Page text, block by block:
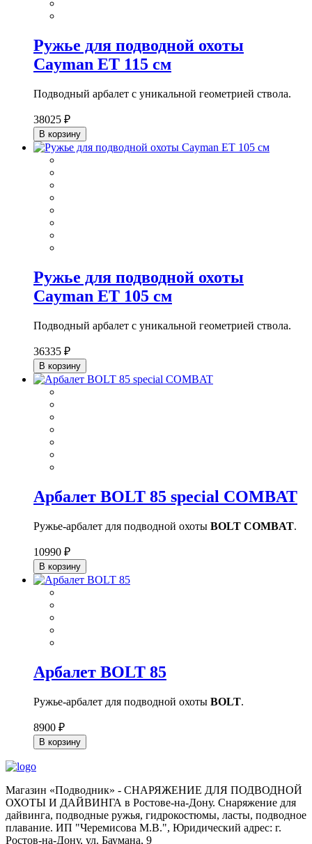
Ружье для подводной охоты
Cayman ET 115 см
Подводный арбалет с уникальной геометрией ствола.
38025 ₽
В корзину
Ружье для подводной охоты
Cayman ET 105 см
Подводный арбалет с уникальной геометрией ствола.
36335 ₽
В корзину
Арбалет BOLT 85 special COMBAT
Ружье-арбалет для подводной охоты BOLT COMBAT.
10990 ₽
В корзину
Арбалет BOLT 85
Ружье-арбалет для подводной охоты BOLT.
8900 ₽
В корзину
Магазин «Подводник» - СНАРЯЖЕНИЕ ДЛЯ ПОДВОДНОЙ
ОХОТЫ И ДАЙВИНГА в Ростове-на-Дону. Снаряжение для
дайвинга, подводные ружья, гидрокостюмы, ласты, подводное
плавание. ИП "Черемисова М.В.", Юридический адрес: г.
Ростов-на-Дону, ул. Баумана, 9